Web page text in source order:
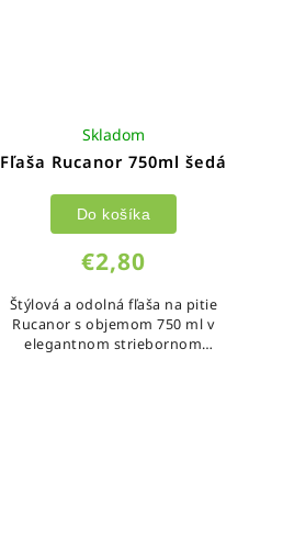
Fľaša Rucanor 750ml šedá
Skladom
€2,80
Do košíka
Štýlová a odolná fľaša na pitie
Rucanor s objemom 750 ml v
elegantnom striebornom